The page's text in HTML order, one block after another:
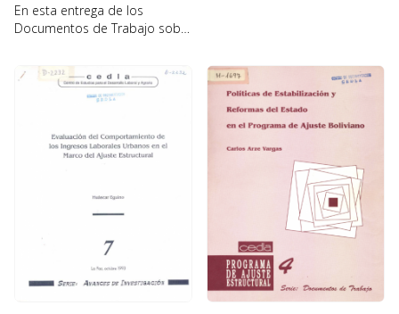
En esta entrega de los
Documentos de Trabajo sobre
Estructural, se analiza la
intencionalidad de éste en
materia de ingresos laborales,
ingresos…